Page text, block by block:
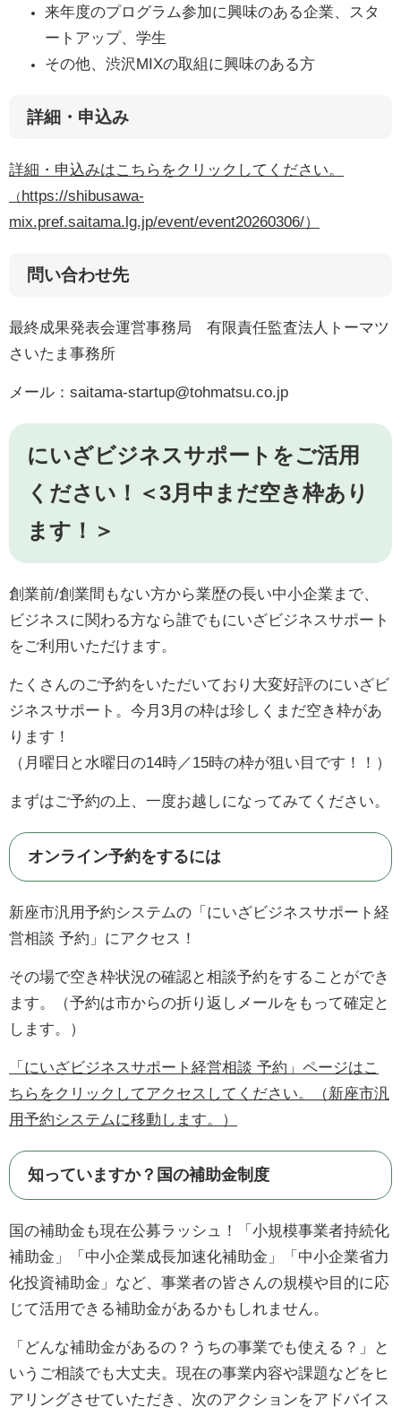
来年度のプログラム参加に興味のある企業、スタ
ートアップ、学生
その他、渋沢MIXの取組に興味のある方
詳細・申込み
詳細・申込みはこちらをクリックしてください。
（https://shibusawa-
mix.pref.saitama.lg.jp/event/event20260306/）
問い合わせ先
最終成果発表会運営事務局 有限責任監査法人トーマツ
さいたま事務所
メール： saitama-startup@tohmatsu.co.jp
にいざビジネスサポートをご活用
ください！＜3月中まだ空き枠あり
ます！＞
創業前/創業間もない方から業歴の長い中小企業まで、
ビジネスに関わる方なら誰でもにいざビジネスサポート
をご利用いただけます。
たくさんのご予約をいただいており大変好評のにいざビ
ジネスサポート。今月3月の枠は珍しくまだ空き枠があ
ります！
（月曜日と水曜日の14時／15時の枠が狙い目です！！）
まずはご予約の上、一度お越しになってみてください。
オンライン予約をするには
新座市汎用予約システムの「にいざビジネスサポート経
営相談 予約」にアクセス！
その場で空き枠状況の確認と相談予約をすることができ
ます。（予約は市からの折り返しメールをもって確定と
します。）
「にいざビジネスサポート経営相談 予約」ページはこ
ちらをクリックしてアクセスしてください。（新座市汎
用予約システムに移動します。）
知っていますか？国の補助金制度
国の補助金も現在公募ラッシュ！「小規模事業者持続化
補助金」「中小企業成長加速化補助金」「中小企業省力
化投資補助金」など、事業者の皆さんの規模や目的に応
じて活用できる補助金があるかもしれません。
「どんな補助金があるの？うちの事業でも使える？」と
いうご相談でも大丈夫。現在の事業内容や課題などをヒ
アリングさせていただき、次のアクションをアドバイス